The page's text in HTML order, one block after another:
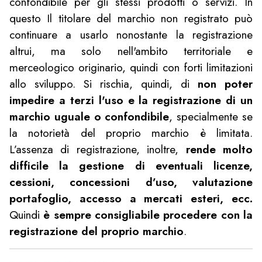
questo Il titolare del marchio non registrato può
continuare a usarlo nonostante la registrazione
altrui, ma solo nell'ambito territoriale e
merceologico originario, quindi con forti limitazioni
allo sviluppo. Si rischia, quindi, di non poter
impedire a terzi l'uso e la registrazione di un
marchio uguale o confondibile, specialmente se
la notorietà del proprio marchio è limitata.
L’assenza di registrazione, inoltre, rende molto
difficile la gestione di eventuali licenze,
cessioni, concessioni d’uso, valutazione
portafoglio, accesso a mercati esteri, ecc.
Quindi è sempre consigliabile procedere con la
registrazione del proprio marchio.